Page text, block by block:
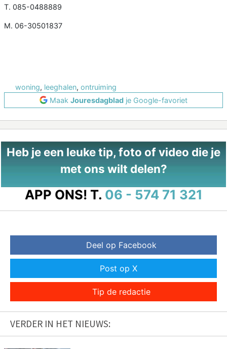
T. 085-0488889
M. 06-30501837
woning, leeghalen, ontruiming
Maak Jouresdagblad je Google-favoriet
Heb je een leuke tip, foto of video die je
met ons wilt delen?
APP ONS! T. 06 - 574 71 321
Deel op Facebook
Post op X
Tip de redactie
VERDER IN HET NIEUWS: